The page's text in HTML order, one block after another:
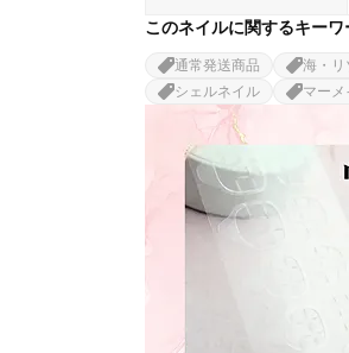
このネイルに関するキーワ
通常発送商品 海・リ
シェルネイル
マー